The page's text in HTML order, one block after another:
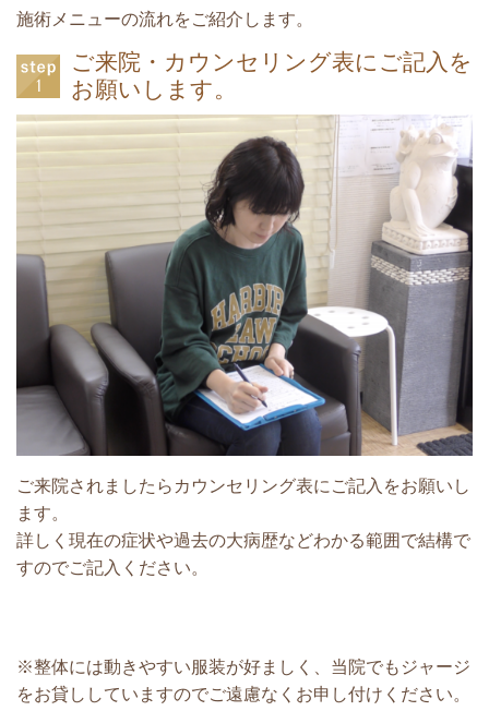
施術メニューの流れをご紹介します。
ご来院・カウンセリング表にご記入を
お願いします。
ご来院されましたらカウンセリング表にご記入をお願いし
ます。
詳しく現在の症状や過去の大病歴などわかる範囲で結構で
すのでご記入ください。
※整体には動きやすい服装が好ましく、当院でもジャージ
をお貸ししていますのでご遠慮なくお申し付けください。